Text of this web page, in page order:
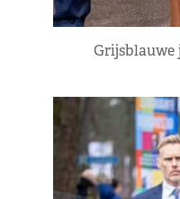
Grijsblauwe